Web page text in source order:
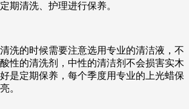
期清洗、护理进行保养。
洗的时候需要注意选用专业的清洁液，不
性的清洗剂，中性的清洁剂不会损害实木
是定期保养，每个季度用专业的上光蜡保
。